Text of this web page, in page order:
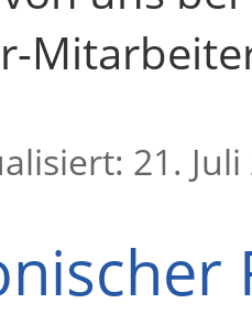
21. Juli